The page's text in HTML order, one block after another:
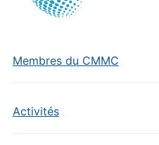
Membres du CMMC
Activités